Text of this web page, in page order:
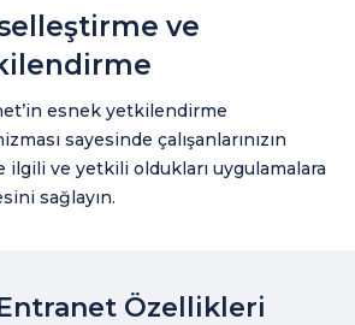
ve
esnek yetkilendirme
sayesinde çalışanlarınızın
ilgili ve yetkili oldukları uygulamalara
sağlayın.
Özellikleri